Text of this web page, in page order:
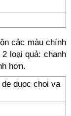
các màu chính
loại quả: chanh
hơn.